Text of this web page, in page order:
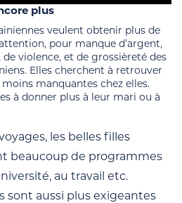
plus
veulent obtenir plus de
pour manque d’argent,
violence, et de grossièreté des
Elles cherchent à retrouver
manquantes chez elles.
à donner plus à leur mari ou à
les belles filles
beaucoup de programmes
au travail etc.
sont aussi plus exigeantes